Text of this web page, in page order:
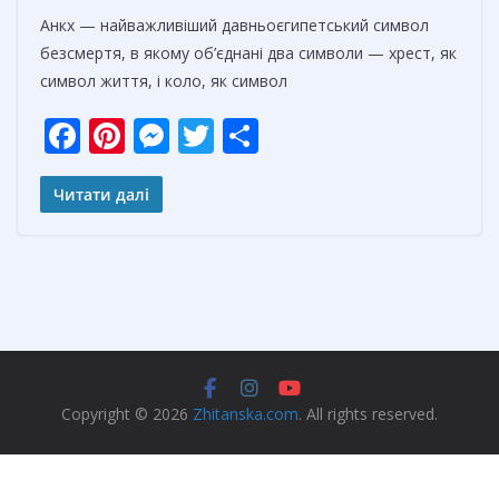
Анкх — найважливіший давньоєгипетський символ
безсмертя, в якому об’єднані два символи — хрест, як
символ життя, і коло, як символ
F
ac
e
k
Pi
nt
er
M
er
T
и
ь
Читати далі
Copyright © 2026 Zhitanska.com. All rights reserved.